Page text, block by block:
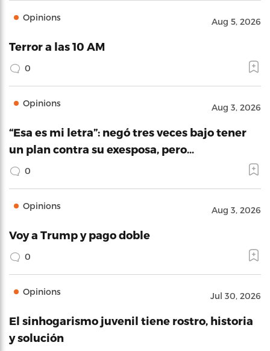
Opinions Aug 5, 2026
Terror a las 10 AM
0
Opinions Aug 3, 2026
“Esa es mi letra”: negó tres veces bajo tener
un plan contra su exesposa, pero…
0
Opinions Aug 3, 2026
Voy a Trump y pago doble
0
Opinions Jul 30, 2026
El sinhogarismo juvenil tiene rostro, historia
y solución